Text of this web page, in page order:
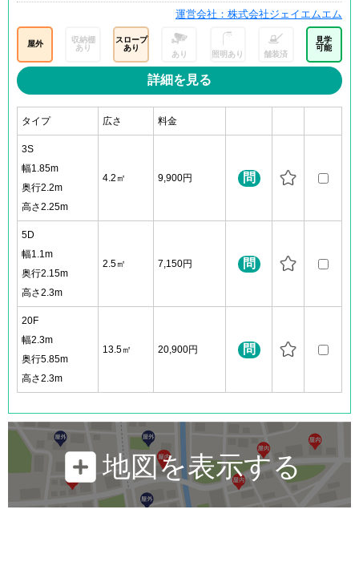
運営会社：株式会社ジェイエムエム
屋外
収納棚
あり
スロープ
あり
あり 照明あり 舗装済
見学
可能
詳細を見る
タイプ 広さ 料金
3S
幅1.85m
奥行2.2m
高さ2.25m
4.2㎡ 9,900円 問
5D
幅1.1m
奥行2.15m
高さ2.3m
2.5㎡ 7,150円 問
20F
幅2.3m
奥行5.85m
高さ2.3m
13.5㎡ 20,900円 問
地図を表示する